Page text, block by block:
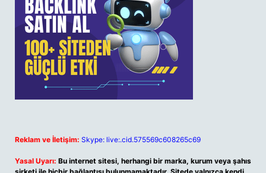
Reklam ve İletişim: Skype: live:.cid.575569c608265c69
Yasal Uyarı: Bu internet sitesi, herhangi bir marka, kurum veya şahıs